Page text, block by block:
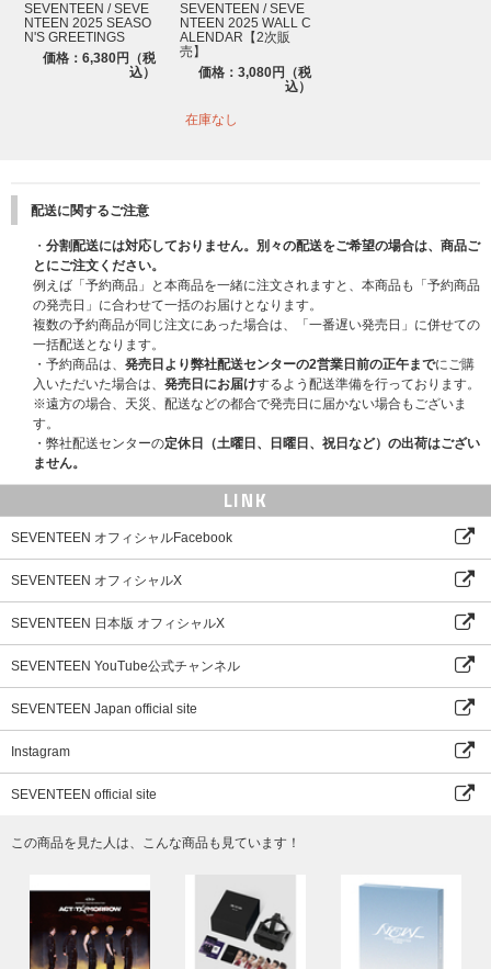
字幕：韓国語、英語、日本語、中国語
※この製品は再生プラスチックで作られています。
※製法の特性上、軽微な点や線などが入ることがありますが、不良品ではご
ざいません。
サイズ : 15x150mm｜2枚 1セット
いて
さい。
デジタルコードとは、Weverseで高画質のVODを視聴することができるサ
ービスです。カードに記入されているコードを登録・認証して、映像をご視
聴いただけます。
［デジタルコードの利用方法］
- MOBILE
＊QRコード：スマートフォンのカメラでQRコードを読み取り、デジタルコ
ード登録専用ウェブサイト(m.weverse.io/code/dc)にアクセス。画面の指示
に従いデジタルコードを登録後、Weverseアプリからご視聴いただけます。
＊デジタルコード：ウェブブラウザでデジタルコード登録専用ウェブサイト
(weverse.io/code/dc)にアクセス。画面の指示に従いデジタルコードを登録
後、Weverseアプリからご視聴いただけます。
＊Weverse (PC版サイト)にログイン後、「マイアカウント」から「デジタ
ルコードを入力」をクリック。デジタルコードを入力後、ご視聴いただけま
す。
- TV APP
＊デジタルコード登録専用ウェブサイト(m.weverse.io/code/dc)、またはWe
verse (PC版サイト)からデジタルコードを登録後、WeverseのTVアプリで
ご視聴いただけます。
※ 1つのアカウントにつきコードは1つのみご登録いただけます。ご登録済
※ Weverse Shop／Weverseの会員を退会されると、購入履歴が削除され、
1. WALL CALENDAR
サイズ : 297x420mm｜13か月分
2. WALL CALENDAR TUBE
SEVENTEEN / SEVE
NTEEN 2025 SEASO
N'S GREETINGS
価格：6,380円（税
込）
SEVENTEEN / SEVE
NTEEN 2025 WALL C
ALENDAR【2次販
売】
価格：3,080円（税
込）
在庫なし
配送に関するご注意
・ 分割配送には対応しておりません。別々の配送をご希望の場合は、商品ご
とにご注文ください。
例えば「予約商品」と本商品を一緒に注文されますと、本商品も「予約商品
の発売日」に合わせて一括のお届けとなります。
複数の予約商品が同じ注文にあった場合は、「一番遅い発売日」に併せての
一括配送となります。
・予約商品は、 発売日より弊社配送センターの2営業日前の正午までにご購
入いただいた場合は、 発売日にお届けするよう配送準備を行っております。
※遠方の場合、天災、配送などの都合で発売日に届かない場合もございま
す。
・弊社配送センターの定休日（土曜日、日曜日、祝日など）の出荷はござい
ません。
LINK
SEVENTEEN オフィシャルFacebook
SEVENTEEN オフィシャルX
SEVENTEEN 日本版 オフィシャルX
SEVENTEEN YouTube公式チャンネル
SEVENTEEN Japan official site
Instagram
SEVENTEEN official site
この商品を見た人は、こんな商品も見ています！